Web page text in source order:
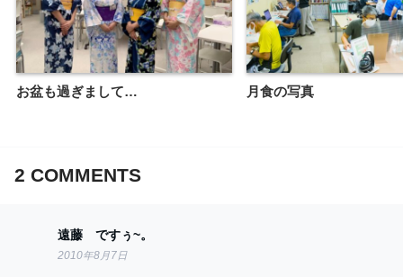
お盆も過ぎまして… 月食の写真
2 COMMENTS
遠藤 ですぅ~。
2010年8月7日